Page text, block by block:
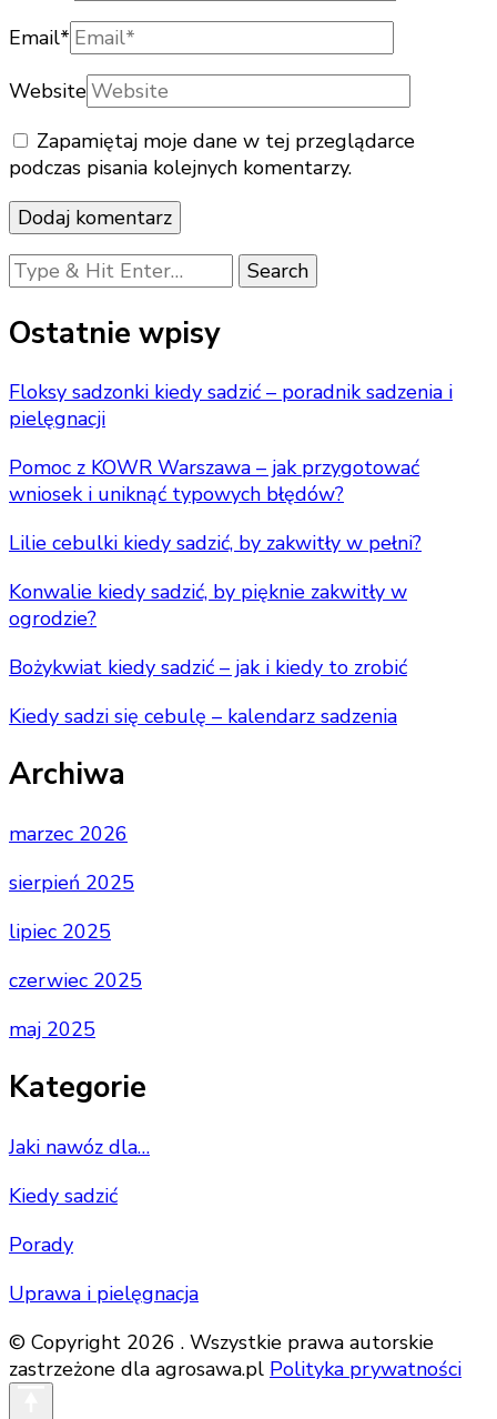
Email*
Website
Zapamiętaj moje dane w tej przeglądarce
podczas pisania kolejnych komentarzy.
Looking
for
Something?
Ostatnie wpisy
Floksy sadzonki kiedy sadzić – poradnik sadzenia i
pielęgnacji
Pomoc z KOWR Warszawa – jak przygotować
wniosek i uniknąć typowych błędów?
Lilie cebulki kiedy sadzić, by zakwitły w pełni?
Konwalie kiedy sadzić, by pięknie zakwitły w
ogrodzie?
Bożykwiat kiedy sadzić – jak i kiedy to zrobić
Kiedy sadzi się cebulę – kalendarz sadzenia
Archiwa
marzec 2026
sierpień 2025
lipiec 2025
czerwiec 2025
maj 2025
Kategorie
Jaki nawóz dla…
Kiedy sadzić
Porady
Uprawa i pielęgnacja
© Copyright 2026 . Wszystkie prawa autorskie
zastrzeżone dla agrosawa.pl Polityka prywatności